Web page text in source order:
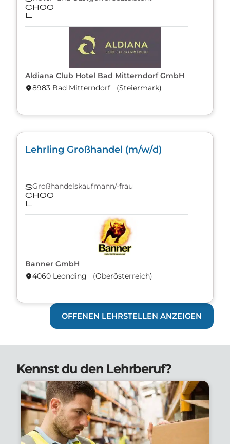
Aldiana Club Hotel Bad Mitterndorf GmbH
location_on8983 Bad Mitterndorf (Steier­mark)
choo
l
Banner GmbH
location_on4060 Leonding (Ober­österreich)
Lehrling Großhandel (m/w/d)
s
choo
l
Großhandelskaufmann/-frau
OFFENEN LEHRSTELLEN ANZEIGEN
Kennst du den Lehrberuf?